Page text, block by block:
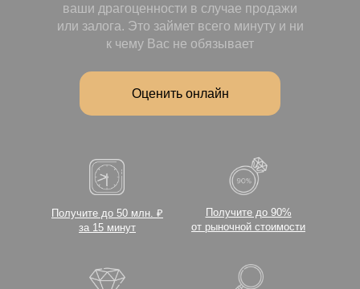
ваши драгоценности в случае продажи
или залога. Это займет всего минуту и ни
к чему Вас не обязывает
Оценить онлайн
Получите до 90%
от рыночной стоимости
Получите до 50 млн. ₽
за 15 минут